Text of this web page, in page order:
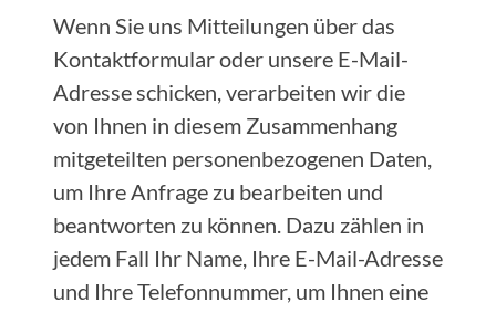
Wenn Sie uns Mitteilungen über das
Kontaktformular oder unsere E-Mail-
Adresse schicken, verarbeiten wir die
von Ihnen in diesem Zusammenhang
mitgeteilten personenbezogenen Daten,
um Ihre Anfrage zu bearbeiten und
beantworten zu können. Dazu zählen in
jedem Fall Ihr Name, Ihre E-Mail-Adresse
und Ihre Telefonnummer, um Ihnen eine